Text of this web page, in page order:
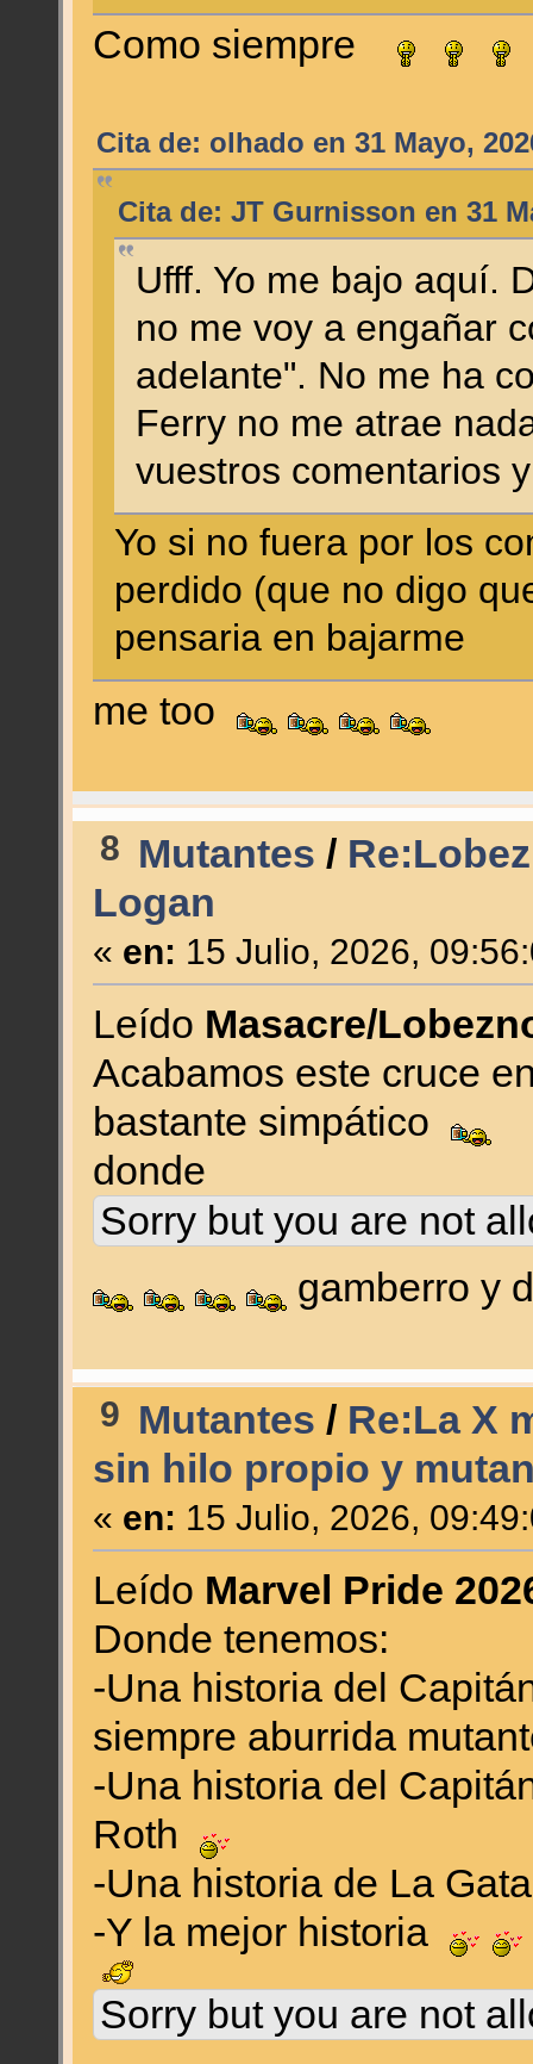
Como siempre
Cita de: olhado en 31 Mayo,
Cita de: JT Gurnisson en 31
Ufff. Yo me bajo aquí.
no me voy a engañar
adelante". No me ha
Ferry no me atrae
vuestros comentarios
Yo si no fuera por los
perdido (que no digo
pensaria en bajarme
me too
8 Mutantes /
Logan
« en: 15 Julio, 2026,
Leído Masacre/
Acabamos este cruce
bastante simpático
donde
Sorry but you are not
gamberro y
9 Mutantes / Re:La X
sin hilo propio y
« en: 15 Julio, 2026,
Leído Marvel Pride
Donde tenemos:
-Una historia del
siempre aburrida
-Una historia del
Roth
-Una historia de La
-Y la mejor historia
Sorry but you are not